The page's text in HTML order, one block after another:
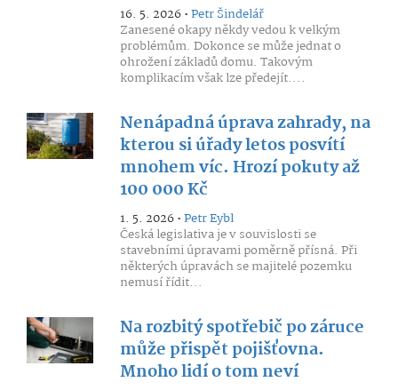
16. 5. 2026 •Petr Šindelář
Zanesené okapy někdy vedou k velkým
problémům. Dokonce se může jednat o
ohrožení základů domu. Takovým
komplikacím však lze předejít....
Nenápadná úprava zahrady, na
kterou si úřady letos posvítí
mnohem víc. Hrozí pokuty až
100 000 Kč
1. 5. 2026 •Petr Eybl
Česká legislativa je v souvislosti se
stavebními úpravami poměrně přísná. Při
některých úpravách se majitelé pozemku
nemusí řídit...
Na rozbitý spotřebič po záruce
může přispět pojišťovna.
Mnoho lidí o tom neví